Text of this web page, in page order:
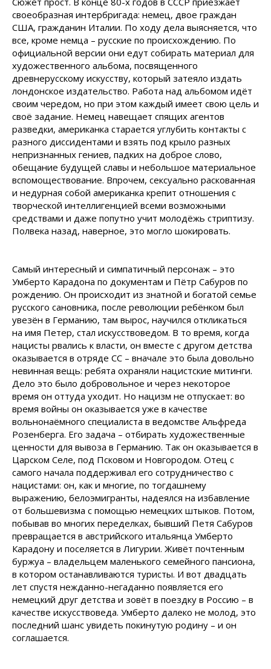
своеобразная интербригада: немец, двое граждан
США, гражданин Италии. По ходу дела выясняется, что
все, кроме немца – русские по происхождению. По
официальной версии они едут собирать материал для
художественного альбома, посвященного
древнерусскому искусству, который затеяло издать
лондонское издательство. Работа над альбомом идёт
своим чередом, но при этом каждый имеет свою цель и
своё задание. Немец навещает спящих агентов
разведки, американка старается углубить контакты с
разного диссидентами и взять под крыло разных
непризнанных гениев, падких на доброе слово,
обещание будущей славы и небольшое материальное
вспомоществование. Впрочем, сексуально раскованная
и недурная собой американка крепит отношения с
творческой интеллигенцией всеми возможными
средствами и даже попутно учит молодёжь стриптизу.
Полвека назад, наверное, это могло шокировать.
Самый интересный и симпатичный персонаж – это
Умберто Карадона по документам и Пётр Сабуров по
рождению. Он происходит из знатной и богатой семье
русского сановника, после революции ребёнком был
увезён в Германию, там вырос, научился откликаться
на имя Петер, стал искусствоведом. В то время, когда
нацисты рвались к власти, он вместе с другом детства
оказывается в отряде СС – вначале это была довольно
невинная вещь: ребята охраняли нацистские митинги.
Дело это было добровольное и через некоторое
время он оттуда уходит. Но нацизм не отпускает: во
время войны он оказывается уже в качестве
вольнонаёмного специалиста в ведомстве Альфреда
Розенберга. Его задача – отбирать художественные
ценности для вывоза в Германию. Так он оказывается в
Царском Селе, под Псковом и Новгородом. Отец с
самого начала поддерживал его сотрудничество с
нацистами: он, как и многие, по тогдашнему
выражению, белоэмигранты, надеялся на избавление
от большевизма с помощью немецких штыков. Потом,
побывав во многих переделках, бывший Петя Сабуров
превращается в австрийского итальянца Умберто
Карадону и поселяется в Лигурии. Живёт почтенным
буржуа – владельцем маленького семейного пансиона,
в котором останавливаются туристы. И вот двадцать
лет спустя нежданно-негаданно появляется его
немецкий друг детства и зовёт в поездку в Россию – в
качестве искусствоведа. Умберто далеко не молод, это
последний шанс увидеть покинутую родину – и он
соглашается.